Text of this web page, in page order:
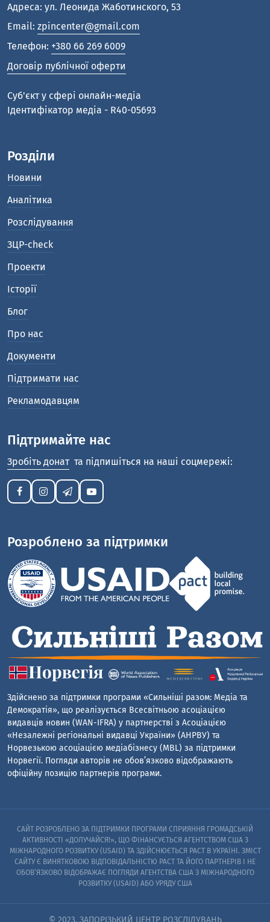
Адреса: ул. Леонида Жаботинского, 53
Email: zpincenter@gmail.com
Телефон: +380 66 269 6009
Договір публічної оферти
Cуб'єкт у сфері онлайн-медіа
Ідентифікатор медіа - R40-05693
Розділи
Новини
Аналітика
Розслідування
ЗЦР-check
Проекти
Історії
Блог
Про нас
Документи
Підтримати нас
Рекламодавцям
Підтримайте нас
Зробіть донат та підпишіться на наші соцмережі:
Розроблено за підтримки
Здійснено за підтримки програми «Сильніші разом: Медіа та
Демократія», що реалізується Всесвітньою асоціацією
видавців новин (WAN-IFRA) у партнерстві з Асоціацією
«Незалежні регіональні видавці України» (АНРВУ) та
Норвезькою асоціацією медіабізнесу (MBL) за підтримки
Норвегії. Погляди авторів не обов’язково відображають
офіційну позицію партнерів програми.
САЙТ РОЗРОБЛЕНО ЗА ПІДТРИМКИ ПРОГРАМИ СПРИЯННЯ ГРОМАДСЬКІЙ
АКТИВНОСТІ «ДОЛУЧАЙСЯ!», ЩО ФІНАНСУЄТЬСЯ АГЕНТСТВОМ США З
МІЖНАРОДНОГО РОЗВИТКУ (USAID) ТА ЗДІЙСНЮЄТЬСЯ PACT В УКРАЇНІ. ЗМІСТ
САЙТУ Є ВИНЯТКОВОЮ ВІДПОВІДАЛЬНІСТЮ PACT ТА ЙОГО ПАРТНЕРІВ I НЕ
ОБОВ’ЯЗКОВО ВІДОБРАЖАЄ ПОГЛЯДИ АГЕНТСТВА США З МІЖНАРОДНОГО
РОЗВИТКУ (USAID) АБО УРЯДУ США